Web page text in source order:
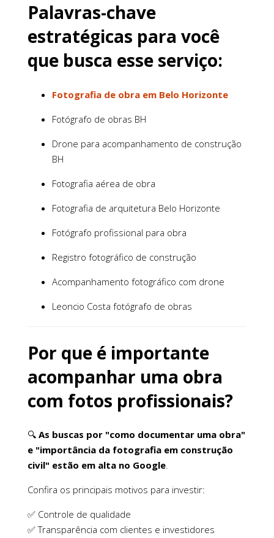
Palavras-chave
estratégicas para você
que busca esse serviço:
Fotografia de obra em Belo Horizonte
Fotógrafo de obras BH
Drone para acompanhamento de construção
BH
Fotografia aérea de obra
Fotografia de arquitetura Belo Horizonte
Fotógrafo profissional para obra
Registro fotográfico de construção
Acompanhamento fotográfico com drone
Leoncio Costa fotógrafo de obras
Por que é importante
acompanhar uma obra
com fotos profissionais?
🔍 As buscas por "como documentar uma obra"
e "importância da fotografia em construção
civil" estão em alta no Google.
Confira os principais motivos para investir:
✅ Controle de qualidade
✅ Transparência com clientes e investidores